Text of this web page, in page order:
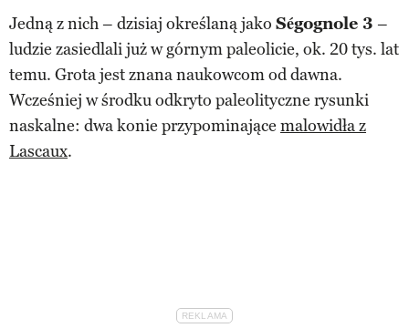
Jedną z nich – dzisiaj określaną jako Ségognole 3 –
ludzie zasiedlali już w górnym paleolicie, ok. 20 tys. lat
temu. Grota jest znana naukowcom od dawna.
Wcześniej w środku odkryto paleolityczne rysunki
naskalne: dwa konie przypominające malowidła z
Lascaux.